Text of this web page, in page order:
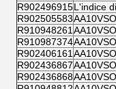
R902496915L'indice
R902505583
R910948261
R910987374
R902406161
R902436867
R902436868